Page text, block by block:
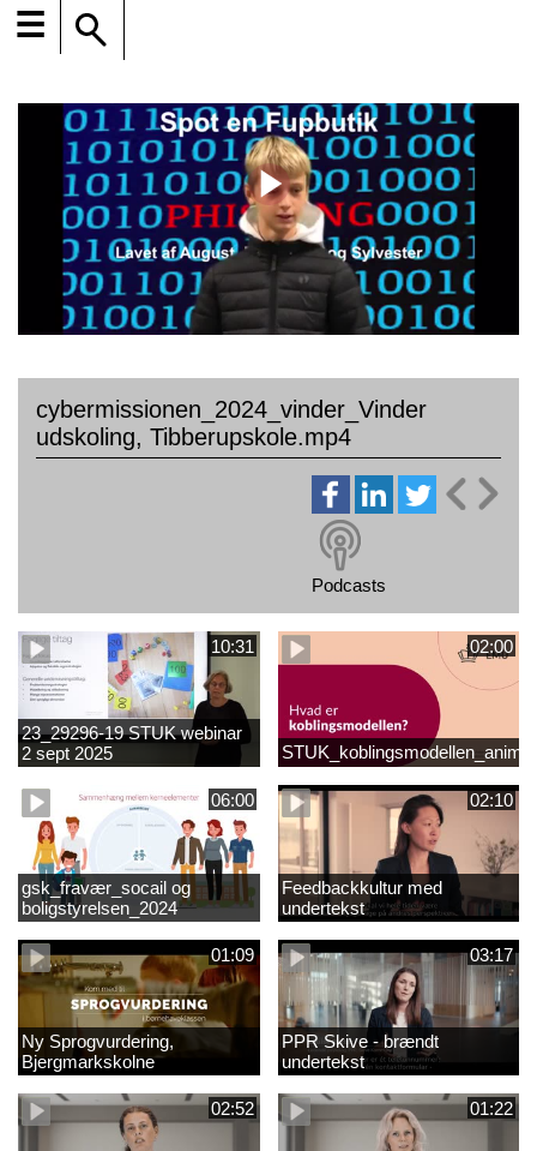
☰
cybermissionen_2024_vinder_Vinder
udskoling, Tibberupskole.mp4
Podcasts
10:31
23_29296-19 STUK webinar
2 sept 2025
1889337_1_1.MP4
02:00
06:00
gsk_fravær_socail og
boligstyrelsen_2024
02:10
Feedbackkultur med
undertekst
01:09
Ny Sprogvurdering,
Bjergmarkskolne
03:17
PPR Skive - brændt
undertekst
02:52 01:22